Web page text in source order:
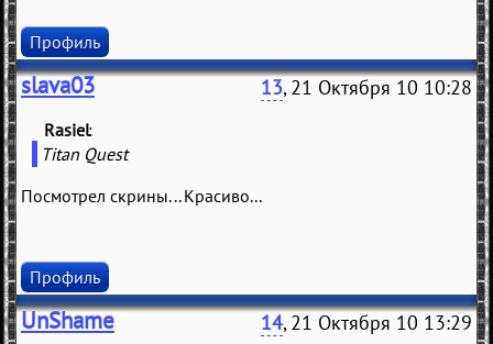
Профиль
slava03 13, 21 Октября 10 10:28
Rasiel
Titan Quest
Посмотрел скрины... Красиво...
Профиль
UnShame 14, 21 Октября 10 13:29